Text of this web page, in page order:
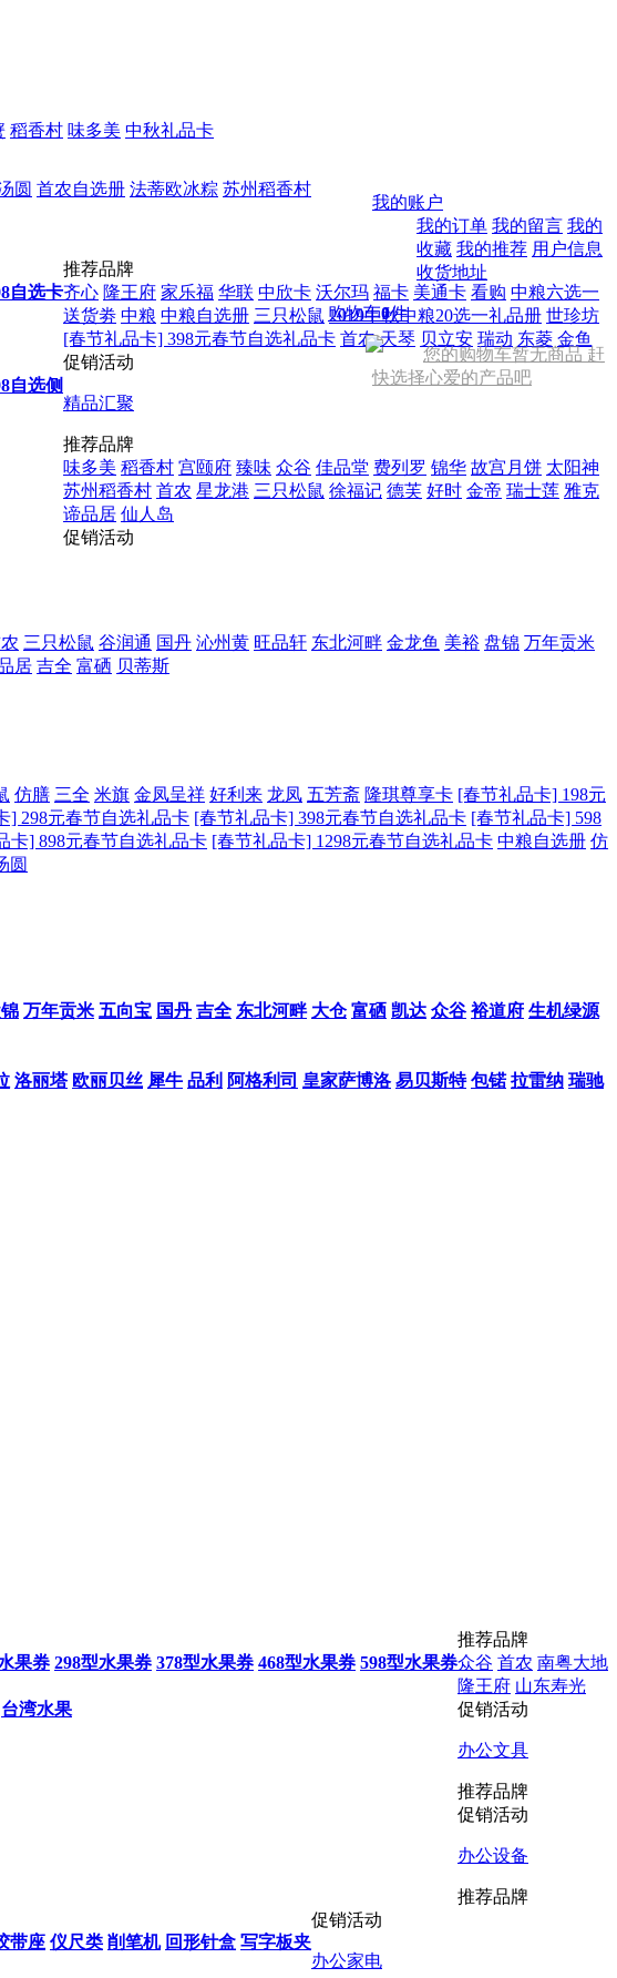
稻香村 味多美 中秋礼品卡
我的账户
我的订单 我的留言 我的
收藏 我的推荐 用户信息
收货地址
购物车0件
您的购物车暂无商品 赶
快选择心爱的产品吧
自选卡
自选侧
推荐品牌
齐心 隆王府 家乐福 华联 中欣卡 沃尔玛 福卡 美通卡 看购 中粮六选一
送货劵 中粮 中粮自选册 三只松鼠 2019中秋中粮20选一礼品册 世珍坊
[春节礼品卡] 398元春节自选礼品卡 首农 天琴 贝立安 瑞动 东菱 金鱼
促销活动
精品汇聚
推荐品牌
味多美 稻香村 宫颐府 臻味 众谷 佳品堂 费列罗 锦华 故宫月饼 太阳神
苏州稻香村 首农 星龙港 三只松鼠 徐福记 德芙 好时 金帝 瑞士莲 雅克
谛品居 仙人岛
促销活动
万年贡米 五向宝 国丹 吉全 东北河畔 大仓 富硒 凯达 众谷 裕道府 生机绿源
洛丽塔 欧丽贝丝 犀牛 品利 阿格利司 皇家萨博洛 易贝斯特 包锘 拉雷纳 瑞驰
三只松鼠 谷润通 国丹 沁州黄 旺品轩 东北河畔 金龙鱼 美裕 盘锦 万年贡米
居 吉全 富硒 贝蒂斯
仿膳 三全 米旗 金凤呈祥 好利来 龙凤 五芳斋 隆琪尊享卡 [春节礼品卡] 198元
] 298元春节自选礼品卡 [春节礼品卡] 398元春节自选礼品卡 [春节礼品卡] 598
卡] 898元春节自选礼品卡 [春节礼品卡] 1298元春节自选礼品卡 中粮自选册 仿
圆
果券 298型水果券 378型水果券 468型水果券 598型水果券
台湾水果
推荐品牌
众谷 首农 南粤大地
隆王府 山东寿光
促销活动
办公文具
带座 仪尺类 削笔机 回形针盒 写字板夹
推荐品牌
促销活动
办公设备
推荐品牌
促销活动
办公家电
圆 首农自选册 法蒂欧冰粽 苏州稻香村